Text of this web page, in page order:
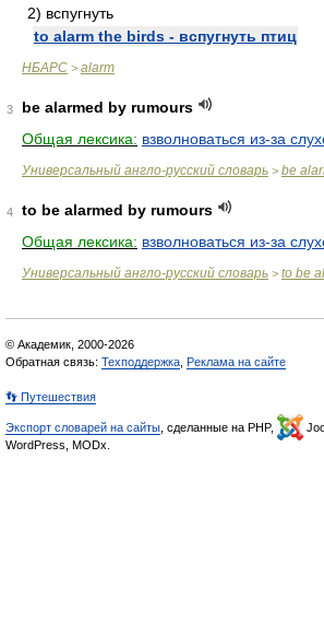
2) вспугнуть
to alarm the birds - вспугнуть птиц
НБАРС > alarm
3
be alarmed by rumours
Общая лексика: взволноваться из-за
Универсальный англо-русский словарь > be
4
to be alarmed by rumours
Общая лексика: взволноваться из-за
Универсальный англо-русский словарь > to be
© Академик, 2000-2026
Обратная связь: Техподдержка Реклама на сайте
👣 Путешествия
Экспорт словарей на сайты , сделанные на PHP,
WordPress, MODx.